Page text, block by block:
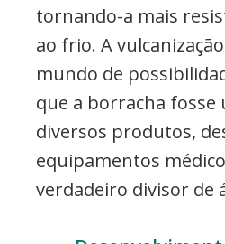
tornando-a mais
ao frio. A
mundo de
que a borracha fosse
diversos produtos,
equipamentos
verdadeiro divisor de